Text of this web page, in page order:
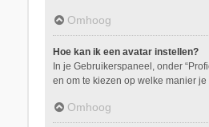
Omhoog
Hoe kan ik een avatar instellen?
In je Gebruikerspaneel, onder
en om te kiezen op welke manier
Omhoog